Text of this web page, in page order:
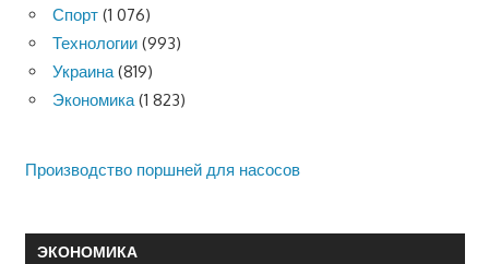
Спорт (1 076)
Технологии (993)
Украина(819)
Экономика(1 823)
Производство поршней для насосов
ЭКОНОМИКА